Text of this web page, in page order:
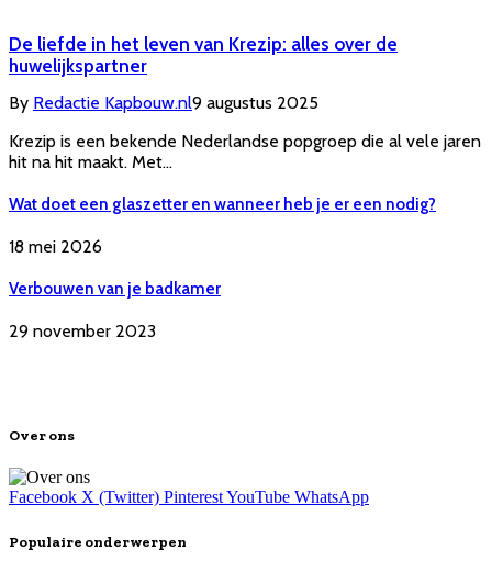
De liefde in het leven van Krezip: alles over de
huwelijkspartner
By Redactie Kapbouw.nl9 augustus 2025
Krezip is een bekende Nederlandse popgroep die al vele jaren
hit na hit maakt. Met…
Wat doet een glaszetter en wanneer heb je er een nodig?
18 mei 2026
Verbouwen van je badkamer
29 november 2023
Over ons
Facebook X (Twitter) PinterestYouTube WhatsApp
Populaire onderwerpen